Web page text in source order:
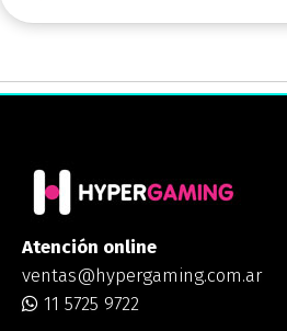
Atención online
ventas@hypergaming.com.ar
11 5725 9722